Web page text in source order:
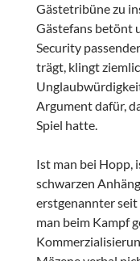
Gästetribüne zu
Gästefans betönt
Security
trägt, klingt
Argument dafür,
Spiel hatte.
Ist man bei Hopp,
schwarzen
erstgenannter
man beim Kampf